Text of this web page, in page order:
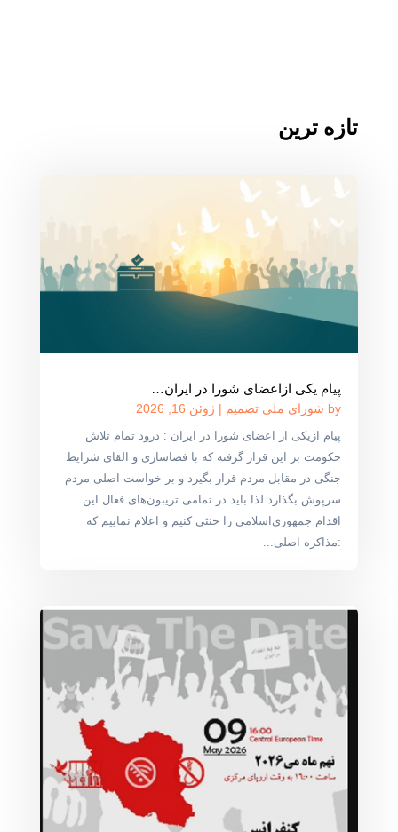
تازه ترین
پیام یکی ازاعضای شورا در ایران…
by شورای ملی تصمیم | ژوئن 16, 2026
پیام ازیکی از اعضای شورا در ایران : درود تمام تلاش
حکومت بر این قرار گرفته که با فضاسازی و القای شرایط
جنگی در مقابل مردم قرار بگیرد و بر خواست اصلی مردم
سرپوش بگذارد.لذا باید در تمامی تریبون‌های فعال این
اقدام جمهوری‌اسلامی را خنثی کنیم و اعلام نماییم که
:مذاکره اصلی...